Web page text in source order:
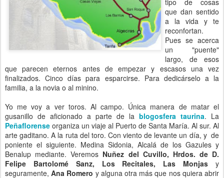
tipo de cosas
que dan sentido
a la vida y te
reconfortan.
Pues se acerca
un "puente"
largo, de esos
que parecen eternos antes de empezar y escasos una vez
finalizados. Cinco días para esparcirse. Para dedicárselo a la
familia, a la novia o al minino.
Yo me voy a ver toros. Al campo. Única manera de matar el
gusanillo de aficionado a parte de la blogosfera taurina. La
Peñaflorense organiza un viaje al Puerto de Santa María. Al sur. Al
arte gaditano. A la ruta del toro. Con viento de levante un día, y de
poniente el siguiente. Medina Sidonia, Alcalá de los Gazules y
Benalup mediante. Veremos Nuñez del Cuvillo, Hrdos. de D.
Felipe Bartolomé Sanz, Los Recitales, Las Monjas y
seguramente,Ana Romero y alguna otra más que nos quiera abrir